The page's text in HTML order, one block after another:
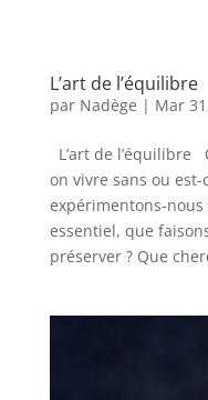
L’art de l’équilibre
par Nadège | Mar
L’art de l’équilibre
on vivre sans ou est-
expérimentons-nous
essentiel, que
préserver ? Que